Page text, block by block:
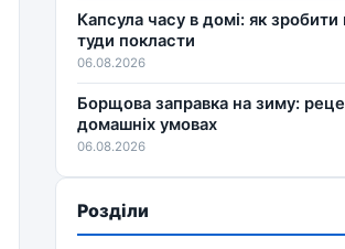
Капсула часу в домі: як
туди покласти
06.08.2026
Борщова заправка на зиму:
домашніх умовах
06.08.2026
Розділи